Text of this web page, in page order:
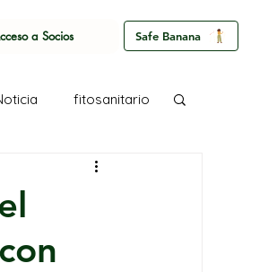
a Socios Safe Banana
fitosanitario